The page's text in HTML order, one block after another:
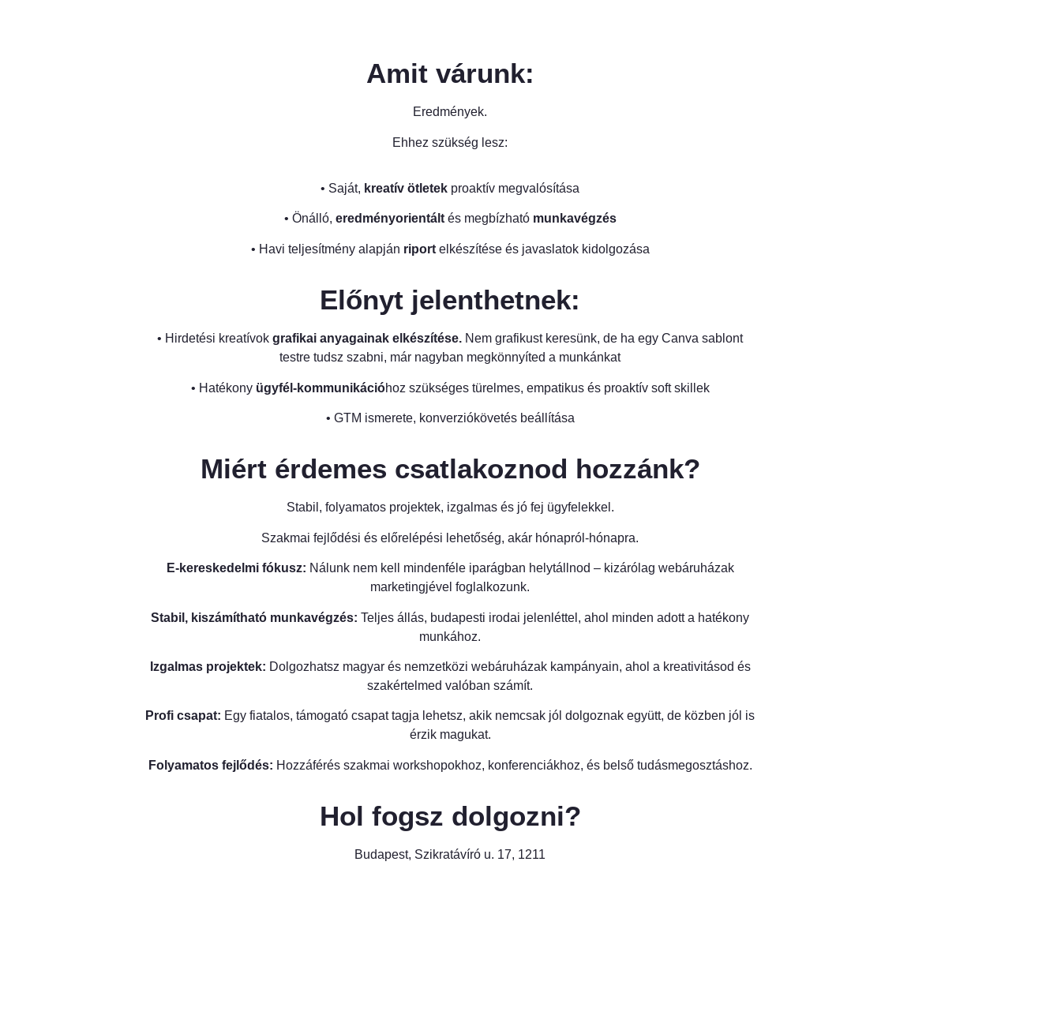
Amit várunk:
Eredmények.
Ehhez szükség lesz:
• Saját, kreatív ötletek proaktív megvalósítása
• Önálló, eredményorientáltés megbízható munkavégzés
• Havi teljesítmény alapján riportelkészítése és javaslatok kidolgozása
Előnyt jelenthetnek:
• Hirdetési kreatívok grafikai anyagainak elkészítése. Nem grafikust keresünk, de ha egy Canva sablont
testre tudsz szabni, már nagyban megkönnyíted a munkánkat
• Hatékony ügyfél-kommunikációhoz szükséges türelmes, empatikus és proaktív soft skillek
• GTM ismerete, konverziókövetés beállítása
Miért érdemes csatlakoznod hozzánk?
Stabil, folyamatos projektek, izgalmas és jó fej ügyfelekkel.
Szakmai fejlődési és előrelépési lehetőség, akár hónapról-hónapra.
E-kereskedelmi fókusz: Nálunk nem kell mindenféle iparágban helytállnod – kizárólag webáruházak
marketingjével foglalkozunk.
Stabil, kiszámítható munkavégzés: Teljes állás, budapesti irodai jelenléttel, ahol minden adott a hatékony
munkához.
Izgalmas projektek: Dolgozhatsz magyar és nemzetközi webáruházak kampányain, ahol a kreativitásod és
szakértelmed valóban számít.
Profi csapat: Egy fiatalos, támogató csapat tagja lehetsz, akik nemcsak jól dolgoznak együtt, de közben jól is
érzik magukat.
Folyamatos fejlődés: Hozzáférés szakmai workshopokhoz, konferenciákhoz, és belső tudásmegosztáshoz.
Hol fogsz dolgozni?
Budapest, Szikratávíró u. 17, 1211